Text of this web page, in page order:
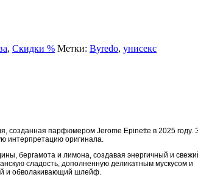
, Скидки % Метки: Byredo, унисекс
созданная парфюмером Jerome Epinette в 2025 году.
интерпретацию оригинала.
бергамота и лимона, создавая энергичный и
сладость, дополненную деликатным мускусом и
и обволакивающий шлейф.